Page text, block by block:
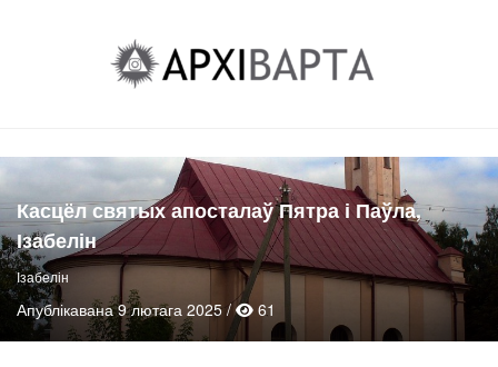
Касцёл святых апосталаў Пятра і Паўла,
Ізабелін
Ізабелін
Апублікавана 9 лютага 2025 / 61